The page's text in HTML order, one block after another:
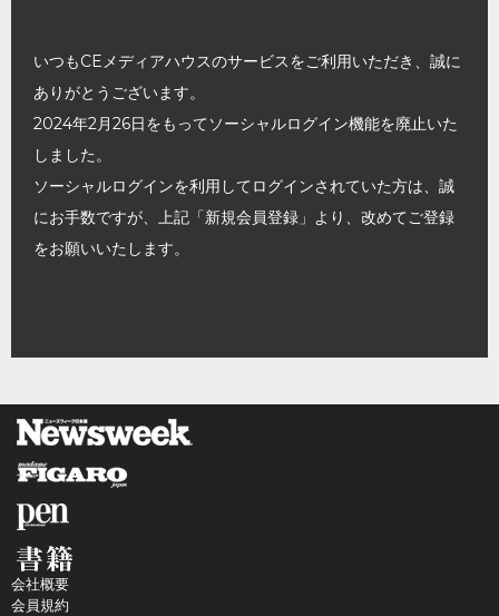
いつもCEメディアハウスのサービスをご利用いただき、誠に
ありがとうございます。
2024年2月26日をもってソーシャルログイン機能を廃止いた
しました。
ソーシャルログインを利用してログインされていた方は、誠
にお手数ですが、上記「新規会員登録」より、改めてご登録
をお願いいたします。
会社概要
会員規約